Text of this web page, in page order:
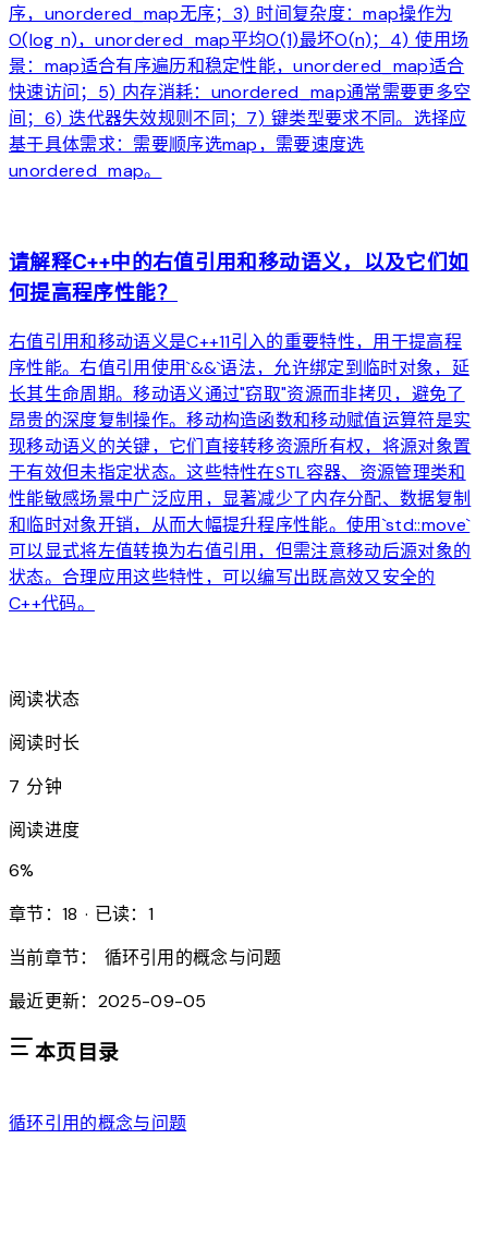
序，unordered_map无序；3) 时间复杂度：map操作为
O(log n)，unordered_map平均O(1)最坏O(n)；4) 使用场
景：map适合有序遍历和稳定性能，unordered_map适合
快速访问；5) 内存消耗：unordered_map通常需要更多空
间；6) 迭代器失效规则不同；7) 键类型要求不同。选择应
基于具体需求：需要顺序选map，需要速度选
unordered_map。
请解释C++中的右值引用和移动语义，以及它们如
何提高程序性能？
右值引用和移动语义是C++11引入的重要特性，用于提高程
序性能。右值引用使用`&&`语法，允许绑定到临时对象，延
长其生命周期。移动语义通过"窃取"资源而非拷贝，避免了
昂贵的深度复制操作。移动构造函数和移动赋值运算符是实
现移动语义的关键，它们直接转移资源所有权，将源对象置
于有效但未指定状态。这些特性在STL容器、资源管理类和
性能敏感场景中广泛应用，显著减少了内存分配、数据复制
和临时对象开销，从而大幅提升程序性能。使用`std::move`
可以显式将左值转换为右值引用，但需注意移动后源对象的
状态。合理应用这些特性，可以编写出既高效又安全的
C++代码。
阅读状态
阅读时长
7 分钟
阅读进度
6%
章节：18 · 已读：1
当前章节：
循环引用的概念与问题
最近更新：2025-09-05
本页目录
循环引用的概念与问题